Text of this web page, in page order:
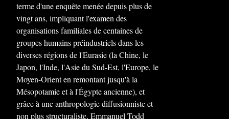
terme d'une enquête menée depuis plus de
vingt ans, impliquant l'examen des
organisations familiales de centaines de
groupes humains préindustriels dans les
diverses régions de l'Eurasie (la Chine, le
Japon, l'Inde, l'Asie du Sud-Est, l'Europe, le
Moyen-Orient en remontant jusqu'à la
Mésopotamie et à l'Égypte ancienne), et
grâce à une anthropologie diffusionniste et
non plus structuraliste, Emmanuel Todd